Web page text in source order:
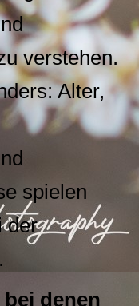
verstehen.
Alter,
spielen
der
denen